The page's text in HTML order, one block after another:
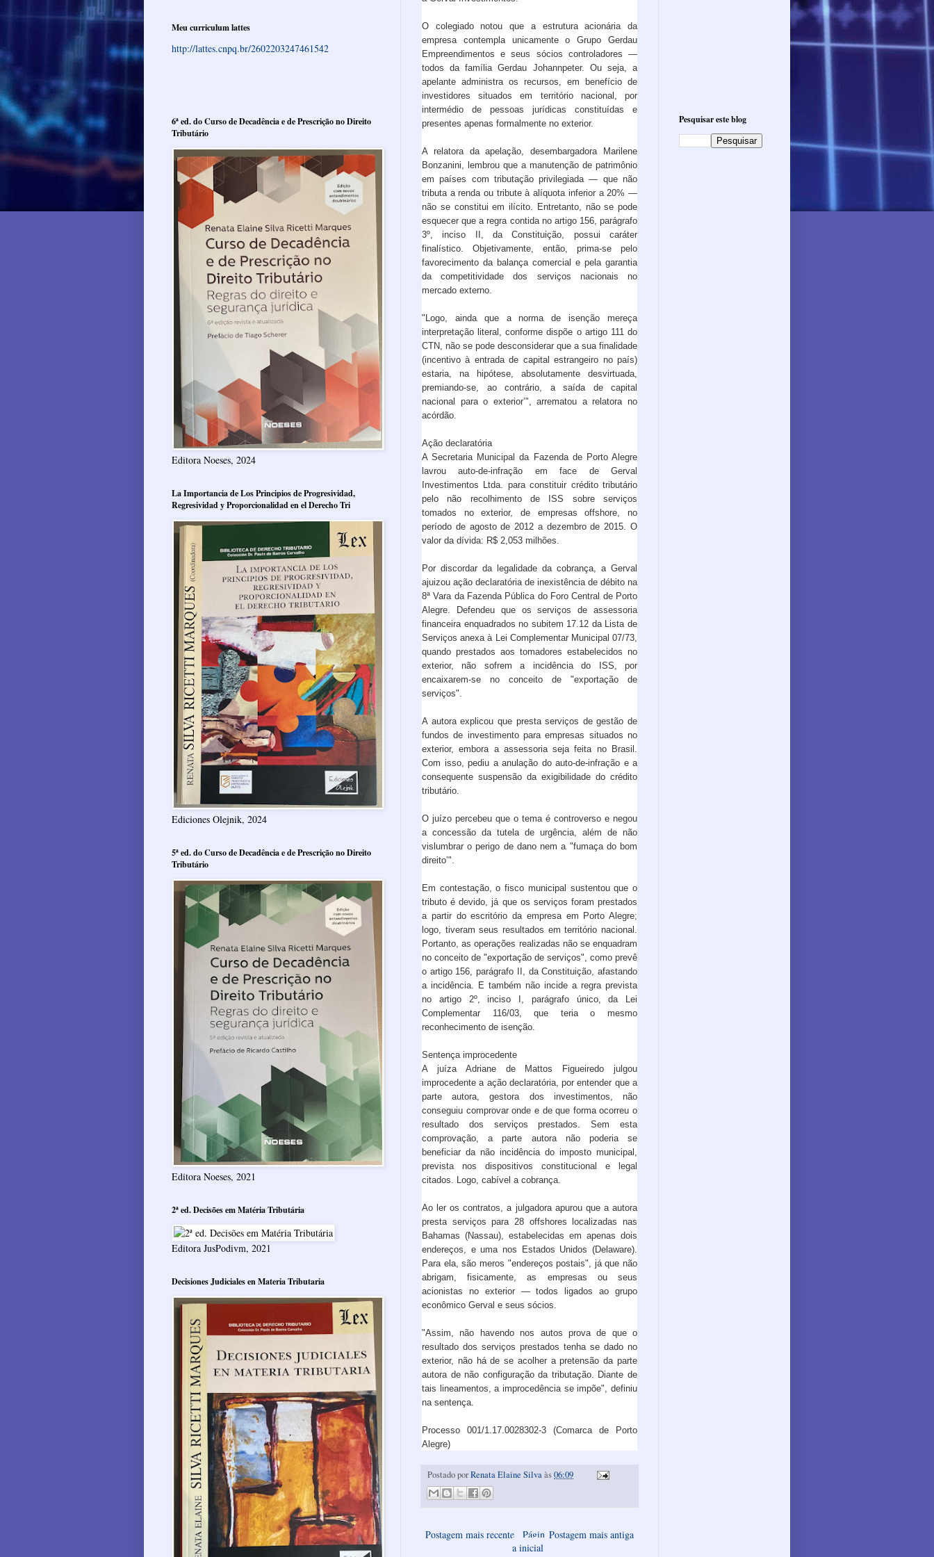
O colegiado notou que a estrutura acionária da
empresa contempla unicamente o Grupo Gerdau
Empreendimentos e seus sócios controladores —
todos da família Gerdau Johannpeter. Ou seja, a
apelante administra os recursos, em benefício de
investidores situados em território nacional, por
intermédio de pessoas jurídicas constituídas e
presentes apenas formalmente no exterior.
A relatora da apelação, desembargadora Marilene
Bonzanini, lembrou que a manutenção de patrimônio
em países com tributação privilegiada — que não
tributa a renda ou tribute à alíquota inferior a 20% —
não se constitui em ilícito. Entretanto, não se pode
esquecer que a regra contida no artigo 156, parágrafo
3º, inciso II, da Constituição, possui caráter
finalístico. Objetivamente, então, prima-se pelo
favorecimento da balança comercial e pela garantia
da competitividade dos serviços nacionais no
mercado externo.
"Logo, ainda que a norma de isenção mereça
interpretação literal, conforme dispõe o artigo 111 do
CTN, não se pode desconsiderar que a sua finalidade
(incentivo à entrada de capital estrangeiro no país)
estaria, na hipótese, absolutamente desvirtuada,
premiando-se, ao contrário, a saída de capital
nacional para o exterior’", arrematou a relatora no
acórdão.
Ação declaratória
A Secretaria Municipal da Fazenda de Porto Alegre
lavrou auto-de-infração em face de Gerval
Investimentos Ltda. para constituir crédito tributário
pelo não recolhimento de ISS sobre serviços
tomados no exterior, de empresas offshore, no
período de agosto de 2012 a dezembro de 2015. O
valor da dívida: R$ 2,053 milhões.
Por discordar da legalidade da cobrança, a Gerval
ajuizou ação declaratória de inexistência de débito na
8ª Vara da Fazenda Pública do Foro Central de Porto
Alegre. Defendeu que os serviços de assessoria
financeira enquadrados no subitem 17.12 da Lista de
Serviços anexa à Lei Complementar Municipal 07/73,
quando prestados aos tomadores estabelecidos no
exterior, não sofrem a incidência do ISS, por
encaixarem-se no conceito de "exportação de
serviços".
A autora explicou que presta serviços de gestão de
fundos de investimento para empresas situados no
exterior, embora a assessoria seja feita no Brasil.
Com isso, pediu a anulação do auto-de-infração e a
consequente suspensão da exigibilidade do crédito
tributário.
O juízo percebeu que o tema é controverso e negou
a concessão da tutela de urgência, além de não
vislumbrar o perigo de dano nem a "fumaça do bom
direito’".
Em contestação, o fisco municipal sustentou que o
tributo é devido, já que os serviços foram prestados
a partir do escritório da empresa em Porto Alegre;
logo, tiveram seus resultados em território nacional.
Portanto, as operações realizadas não se enquadram
no conceito de "exportação de serviços", como prevê
o artigo 156, parágrafo II, da Constituição, afastando
a incidência. E também não incide a regra prevista
no artigo 2º, inciso I, parágrafo único, da Lei
Complementar 116/03, que teria o mesmo
reconhecimento de isenção.
Sentença improcedente
A juíza Adriane de Mattos Figueiredo julgou
improcedente a ação declaratória, por entender que a
parte autora, gestora dos investimentos, não
conseguiu comprovar onde e de que forma ocorreu o
resultado dos serviços prestados. Sem esta
comprovação, a parte autora não poderia se
beneficiar da não incidência do imposto municipal,
prevista nos dispositivos constitucional e legal
citados. Logo, cabível a cobrança.
Ao ler os contratos, a julgadora apurou que a autora
presta serviços para 28 offshores localizadas nas
Bahamas (Nassau), estabelecidas em apenas dois
endereços, e uma nos Estados Unidos (Delaware).
Para ela, são meros "endereços postais", já que não
abrigam, fisicamente, as empresas ou seus
acionistas no exterior — todos ligados ao grupo
econômico Gerval e seus sócios.
"Assim, não havendo nos autos prova de que o
resultado dos serviços prestados tenha se dado no
exterior, não há de se acolher a pretensão da parte
autora de não configuração da tributação. Diante de
tais lineamentos, a improcedência se impõe", definiu
na sentença.
Processo 001/1.17.0028302-3 (Comarca de Porto
Alegre)
Postado porRenata Elaine Silvaàs06:09
Postagem mais recente Postagem mais antiga
Págin
a inicial
Meu curriculum lattes
http://lattes.cnpq.br/2602203247461542
6ª ed. do Curso de Decadência e de Prescrição no Direito
Tributário
Editora Noeses, 2024
La Importancia de Los Principios de Progresividad,
Regresividad y Proporcionalidad en el Derecho Tri
Ediciones Olejnik, 2024
5ª ed. do Curso de Decadência e de Prescrição no Direito
Tributário
Editora Noeses, 2021
2ª ed. Decisões em Matéria Tributária
Editora JusPodivm, 2021
Decisiones Judiciales en Materia Tributaria
Pesquisar este blog